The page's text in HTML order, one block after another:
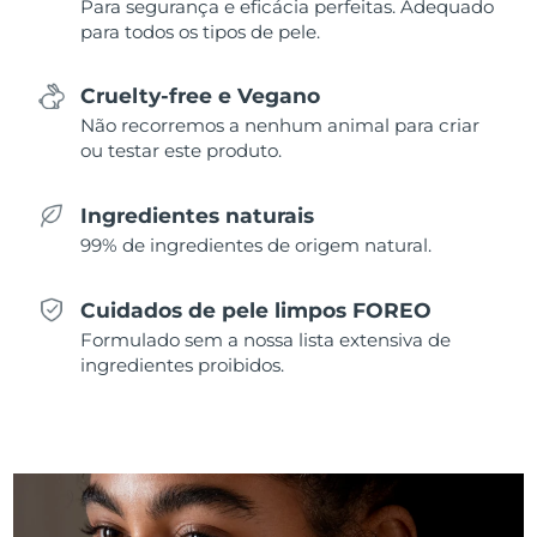
Para segurança e eficácia perfeitas. Adequado
para todos os tipos de pele.
Cruelty-free e Vegano
Não recorremos a nenhum animal para criar
ou testar este produto.
Ingredientes naturais
99% de ingredientes de origem natural.
Cuidados de pele limpos FOREO
Formulado sem a nossa lista extensiva de
ingredientes proibidos.
Singapura Entrega prevista
Eslováquia Entrega prevista
Eslovênia
África do Sul Entrega prevista
Espanha
Suécia
Taiwan Entrega prevista